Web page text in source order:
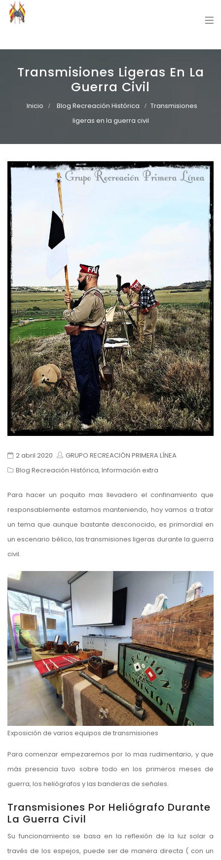
Transmisiones Ligeras En La
Guerra Civil
Inicio Blog Recreación Histórica
Transmisiones
ligeras en la guerra civil
2 abril 2020
GRUPO RECREACIÓN PRIMERA LÍNEA
Blog Recreación Histórica, Información extra
Para hacer un poquito mas llevadero el confinamiento que
responsablemente estamos manteniendo, hoy vamos a tratar
un tema que aunque bastante desconocido, es primordial en
un escenario bélico, las transmisiones ligeras durante la guerra
civil.
Exposición de varios equipos de transmisiones
Para comenzar empezaremos por lo mas rudimentario, y que
más presencia tuvo sobre todo en los primeros meses de
guerra, los heliógrafos y las banderas de señales.
Transmisiones Por Heliógrafo Durante
La Guerra Civil
Su funcionamiento se basa en la reflexión de la luz solar a
través de los espejos, puede ser de manera directa ( con un